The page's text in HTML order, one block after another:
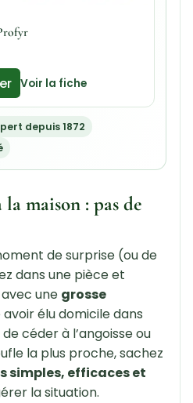
Voir la fiche
depuis 1872
la maison : pas de
de surprise (ou de
dans une pièce et
une grosse
élu domicile dans
céder à l’angoisse ou
la plus proche, sachez
simples, efficaces et
la situation.